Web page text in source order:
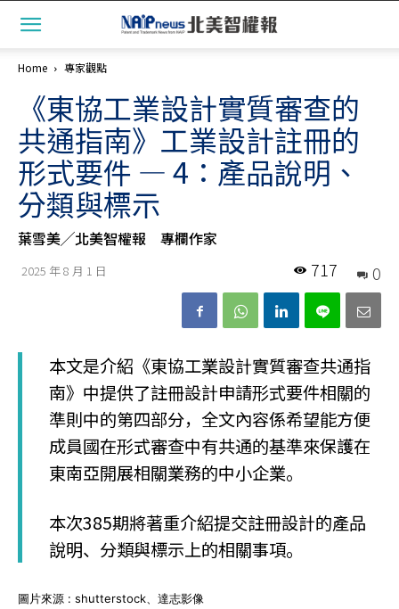
Home 專家觀點
《東協工業設計實質審查的
共通指南》工業設計註冊的
形式要件 — 4：產品說明、
分類與標示
葉雪美╱北美智權報 專欄作家
2025 年 8 月 1 日 0
717
本文是介紹《東協工業設計實質審查共通指
南》中提供了註冊設計申請形式要件相關的
準則中的第四部分，全文內容係希望能方便
成員國在形式審查中有共通的基準來保護在
東南亞開展相關業務的中小企業。
本次385期將著重介紹提交註冊設計的產品
說明、分類與標示上的相關事項。
圖片來源 : shutterstock、達志影像